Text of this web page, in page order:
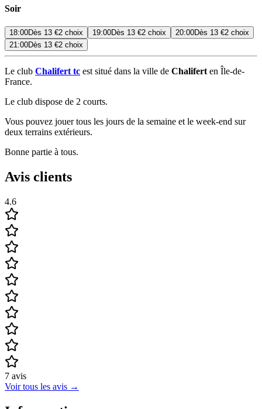
Soir
18:00Dès 13 €2 choix 19:00Dès 13 €2 choix 20:00Dès 13 €2 choix
21:00Dès 13 €2 choix
Le club Chalifert tc est situé dans la ville de Chalifert en Île-de-
France.
Le club dispose de 2 courts.
Vous pouvez jouer tous les jours de la semaine et le week-end sur
deux terrains extérieurs.
Bonne partie à tous.
Avis clients
4.6
7 avis
Voir tous les avis →